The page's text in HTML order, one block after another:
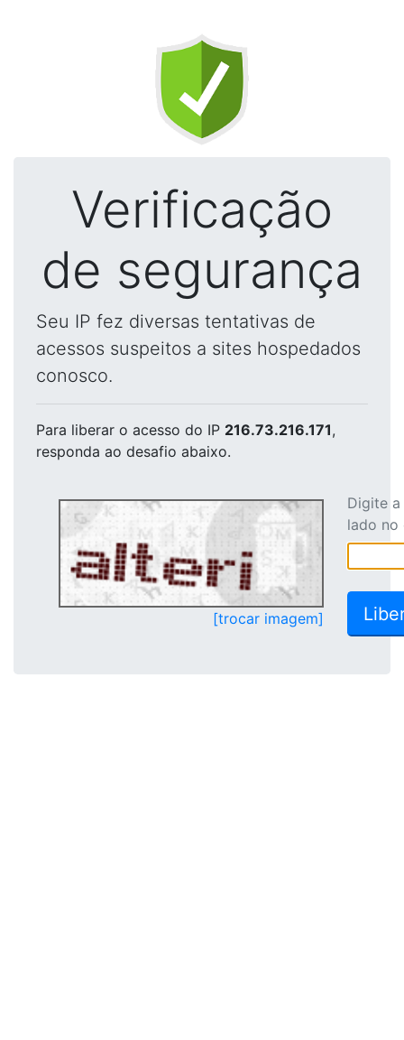
Verificação
de segurança
Seu IP fez diversas tentativas de
acessos suspeitos a sites hospedados
conosco.
Para liberar o acesso do IP 216.73.216.171,
responda ao desafio abaixo.
[trocar imagem]
Digite
lado no